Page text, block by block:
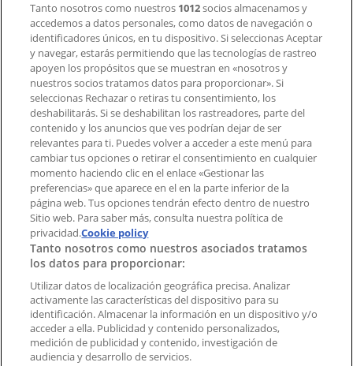
Contacto comercial y de marketing
Tienda mal colocada en el mapa
Notificar un folleto
¿Encontraste un problema en la web o en la
aplicación?
Índices
Marcas
Marcas locales
Negocios
Negocios cercanos
Productos
Productos locales
Ciudades
Descargar la APP Tiendeo
Tanto nosotros como nuestros 1012socios almacenamos y
accedemos a datos personales, como datos de navegación o
identificadores únicos, en tu dispositivo. Si seleccionas Aceptar
y navegar, estarás permitiendo que las tecnologías de rastreo
apoyen los propósitos que se muestran en «nosotros y
nuestros socios tratamos datos para proporcionar». Si
seleccionas Rechazar o retiras tu consentimiento, los
deshabilitarás. Si se deshabilitan los rastreadores, parte del
contenido y los anuncios que ves podrían dejar de ser
relevantes para ti. Puedes volver a acceder a este menú para
cambiar tus opciones o retirar el consentimiento en cualquier
momento haciendo clic en el enlace «Gestionar las
preferencias» que aparece en el en la parte inferior de la
página web. Tus opciones tendrán efecto dentro de nuestro
Sitio web. Para saber más, consulta nuestra política de
privacidad.Cookie policy
Tanto nosotros como nuestros asociados tratamos
los datos para proporcionar:
Utilizar datos de localización geográfica precisa. Analizar
activamente las características del dispositivo para su
identificación. Almacenar la información en un dispositivo y/o
acceder a ella. Publicidad y contenido personalizados,
medición de publicidad y contenido, investigación de
audiencia y desarrollo de servicios.